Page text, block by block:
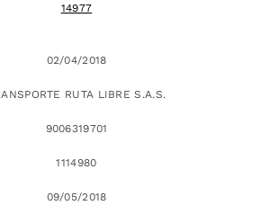
14977
02/04/2018
RUTA LIBRE S.A.S.
9006319701
1114980
09/05/2018